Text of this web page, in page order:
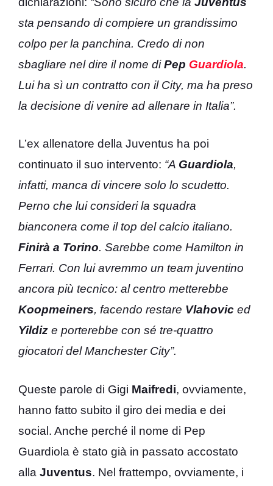
sta pensando di compiere un grandissimo
colpo per la panchina. Credo di non
sbagliare nel dire il nome diPep Guardiola.
Lui ha sì un contratto con il City, ma ha preso
la decisione di venire ad allenare in Italia”.
L’ex allenatore della Juventus ha poi
continuato il suo intervento: “A Guardiola,
infatti, manca di vincere solo lo scudetto.
Perno che lui consideri la squadra
bianconera come il top del calcio italiano.
Finirà a Torino. Sarebbe come Hamilton in
Ferrari. Con lui avremmo un team juventino
ancora più tecnico: al centro metterebbe
Koopmeiners, facendo restare Vlahovic ed
Yildiz e porterebbe con sé tre-quattro
giocatori del Manchester City”.
Queste parole di Gigi Maifredi, ovviamente,
hanno fatto subito il giro dei media e dei
social. Anche perché il nome di Pep
Guardiola è stato già in passato accostato
alla Juventus. Nel frattempo, ovviamente, i